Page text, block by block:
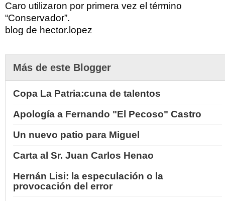
Caro utilizaron por primera vez el término
“Conservador”.
blog de hector.lopez
Más de este Blogger
Copa La Patria:cuna de talentos
Apología a Fernando "El Pecoso" Castro
Un nuevo patio para Miguel
Carta al Sr. Juan Carlos Henao
Hernán Lisi: la especulación o la
provocación del error